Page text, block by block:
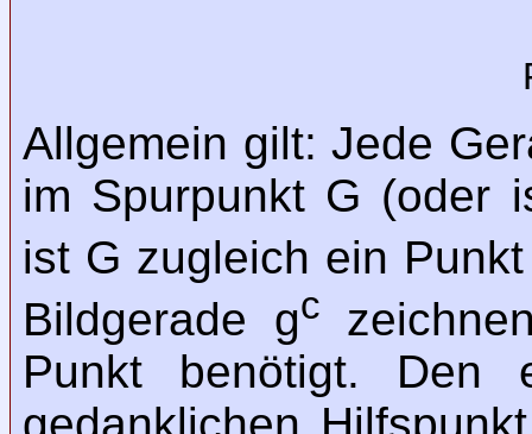
Allgemein gilt: Jede
im Spurpunkt G (oder
ist G zugleich ein
Bildgerade gc
Punkt benötigt. Den
gedanklichen